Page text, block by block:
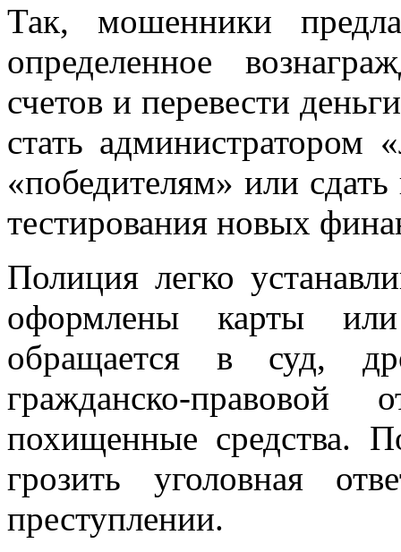
Так, мошенники
определенное
счетов и перевести
стать администратором
«победителям» или
тестирования новых
Полиция легко
оформлены карты
обращается в суд,
гражданско-правовой
похищенные средства.
грозить уголовная
преступлении.